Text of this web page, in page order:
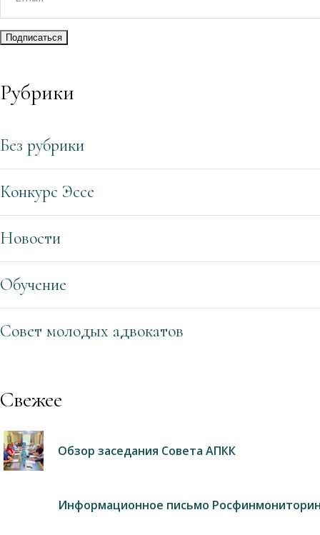
Рубрики
Без рубрики
Конкурс Эссе
Новости
Обучение
Совет молодых адвокатов
Свежее
Обзор заседания Совета АПКК
Информационное письмо